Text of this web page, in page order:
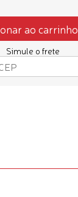
ao carrinho
Simule o frete